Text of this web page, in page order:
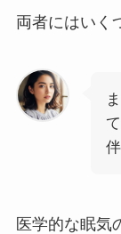
両者にはいく
医学的な眠気